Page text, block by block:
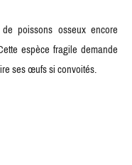
poissons osseux encore
espèce fragile demande
ses œufs si convoités.